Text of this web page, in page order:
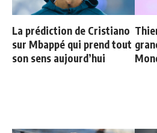
La prédiction de Cristiano
sur Mbappé qui prend tout
son sens aujourd’hui